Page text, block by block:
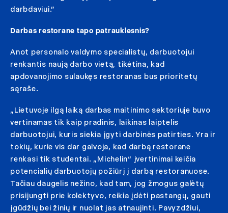
darbdaviui.”
Darbas restorane tapo patrauklesnis?
Anot personalo valdymo specialistų, darbuotojui
renkantis naują darbo vietą, tikėtina, kad
apdovanojimo sulaukęs restoranas bus prioritetų
sąraše.
„Lietuvoje ilgą laiką darbas maitinimo sektoriuje buvo
vertinamas tik kaip pradinis, laikinas laiptelis
darbuotojui, kuris siekia įgyti darbinės patirties. Yra ir
tokių, kurie vis dar galvoja, kad darbą restorane
renkasi tik studentai. „Michelin“ įvertinimai keičia
potencialių darbuotojų požiūrį į darbą restoranuose.
Tačiau daugelis nežino, kad tam, jog žmogus galėtų
prisijungti prie kolektyvo, reikia įdėti pastangų, gauti
įgūdžių bei žinių ir nuolat jas atnaujinti. Pavyzdžiui,